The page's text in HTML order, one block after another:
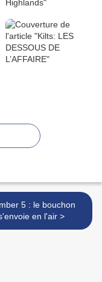
5 : le bouchon
s'envoie en l'air >